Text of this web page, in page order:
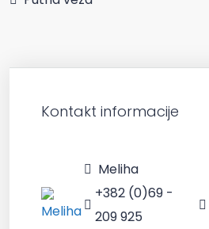
Kontakt informacije
Meliha
+382 (0)69 -
209 925